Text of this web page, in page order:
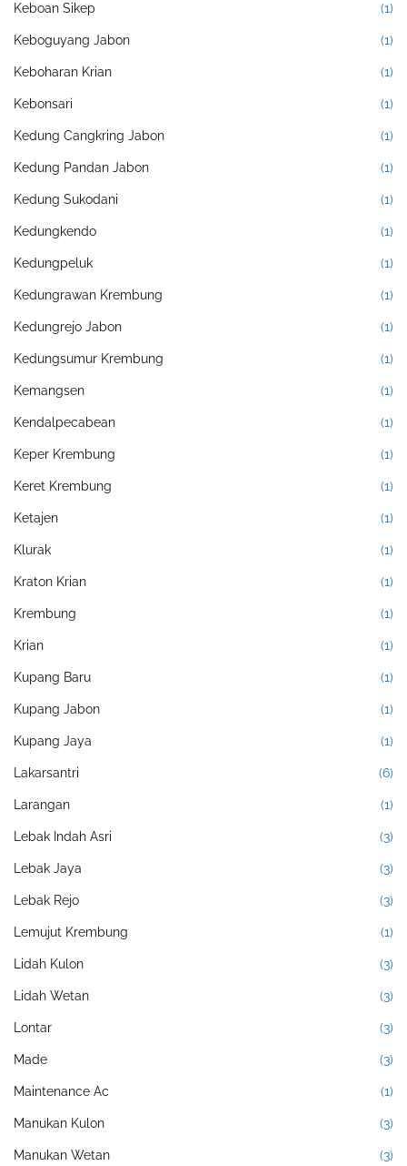
Keboan Sikep (1)
Keboguyang Jabon (1)
Keboharan Krian (1)
Kebonsari (1)
Kedung Cangkring Jabon (1)
Kedung Pandan Jabon (1)
Kedung Sukodani (1)
Kedungkendo (1)
Kedungpeluk (1)
Kedungrawan Krembung (1)
Kedungrejo Jabon (1)
Kedungsumur Krembung (1)
Kemangsen (1)
Kendalpecabean (1)
Keper Krembung (1)
Keret Krembung (1)
Ketajen (1)
Klurak (1)
Kraton Krian (1)
Krembung (1)
Krian (1)
Kupang Baru (1)
Kupang Jabon (1)
Kupang Jaya (1)
Lakarsantri (6)
Larangan (1)
Lebak Indah Asri (3)
Lebak Jaya (3)
Lebak Rejo (3)
Lemujut Krembung (1)
Lidah Kulon (3)
Lidah Wetan (3)
Lontar (3)
Made (3)
Maintenance Ac (1)
Manukan Kulon (3)
Manukan Wetan (3)